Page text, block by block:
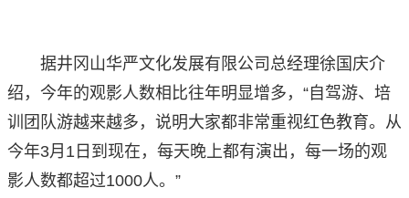
据井冈山华严文化发展有限公司总经理徐国庆介
绍，今年的观影人数相比往年明显增多，“自驾游、培
训团队游越来越多，说明大家都非常重视红色教育。从
今年3月1日到现在，每天晚上都有演出，每一场的观
影人数都超过1000人。”